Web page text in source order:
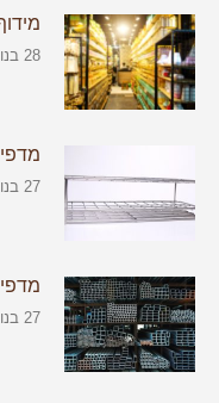
28 בנובמבר 2017
27 בנובמבר 2017
27 בנובמבר 2017